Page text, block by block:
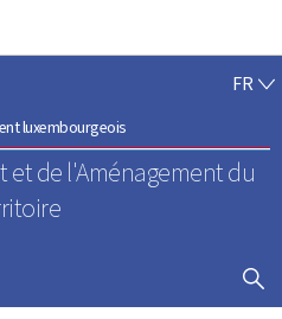
principal
contenu
luxembourgeois
et de l'Aménagement du
FR